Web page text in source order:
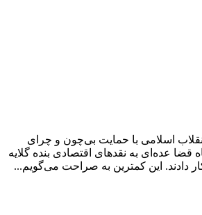
اسلامی با حمایت بی‌چون و چرای
عده‌ای به نقدهای اقتصادی بنده گلایه
دادند. این کمترین به صراحت می‌گویم...